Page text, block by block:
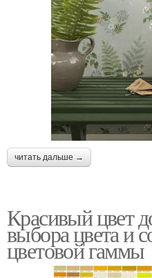
читать дальше →
Красивый цвет
выбора цвета и
цветовой гаммы